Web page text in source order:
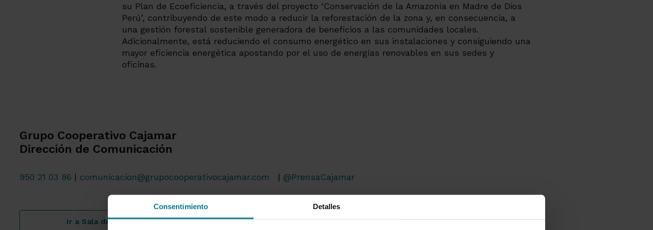
Consentimiento Detalles
su Plan de Ecoeficiencia, a través del proyecto ‘Conservación de la Amazonía en Madre de Dios
Perú’, contribuyendo de este modo a reducir la reforestación de la zona y, en consecuencia, a
una gestión forestal sostenible generadora de beneficios a las comunidades locales.
Adicionalmente, está reduciendo el consumo energético en sus instalaciones y consiguiendo una
mayor eficiencia energética apostando por el uso de energías renovables en sus sedes y
oficinas.
Grupo Cooperativo Cajamar
Dirección de Comunicación
950 21 03 86 | comunicacion@grupocooperativocajamar.com | @PrensaCajamar
Ir a Sala de prensa